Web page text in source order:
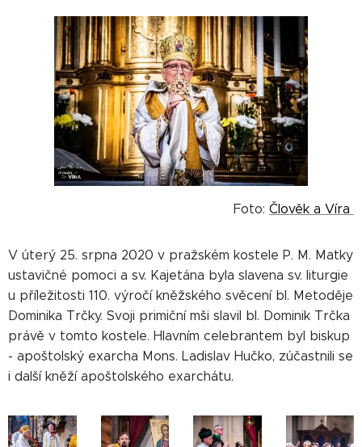
Foto: Člověk a Víra
V úterý 25. srpna 2020 v pražském kostele P. M. Matky
ustavičné pomoci a sv. Kajetána byla slavena sv. liturgie
u příležitosti 110. výročí kněžského svěcení bl. Metoděje
Dominika Trčky. Svoji primiční mši slavil bl. Dominik Trčka
právě v tomto kostele. Hlavním celebrantem byl biskup
- apoštolský exarcha Mons. Ladislav Hučko, zúčastnili se
i další kněží apoštolského exarchátu.